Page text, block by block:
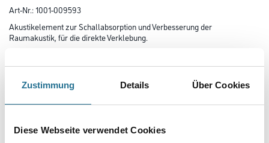
Zustimmung Details Über Cookies
Diese Webseite verwendet Cookies
Art-Nr.:1001-009593
Akustikelement zur Schallabsorption und Verbesserung der
Raumakustik, für die direkte Verklebung.